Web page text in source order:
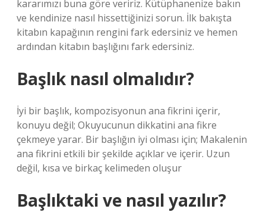
kararımızı buna göre veririz. Kütüphanenize bakın
ve kendinize nasıl hissettiğinizi sorun. İlk bakışta
kitabın kapağının rengini fark edersiniz ve hemen
ardından kitabın başlığını fark edersiniz.
Başlık nasıl olmalıdır?
İyi bir başlık, kompozisyonun ana fikrini içerir,
konuyu değil; Okuyucunun dikkatini ana fikre
çekmeye yarar. Bir başlığın iyi olması için; Makalenin
ana fikrini etkili bir şekilde açıklar ve içerir. Uzun
değil, kısa ve birkaç kelimeden oluşur
Başlıktaki ve nasıl yazılır?